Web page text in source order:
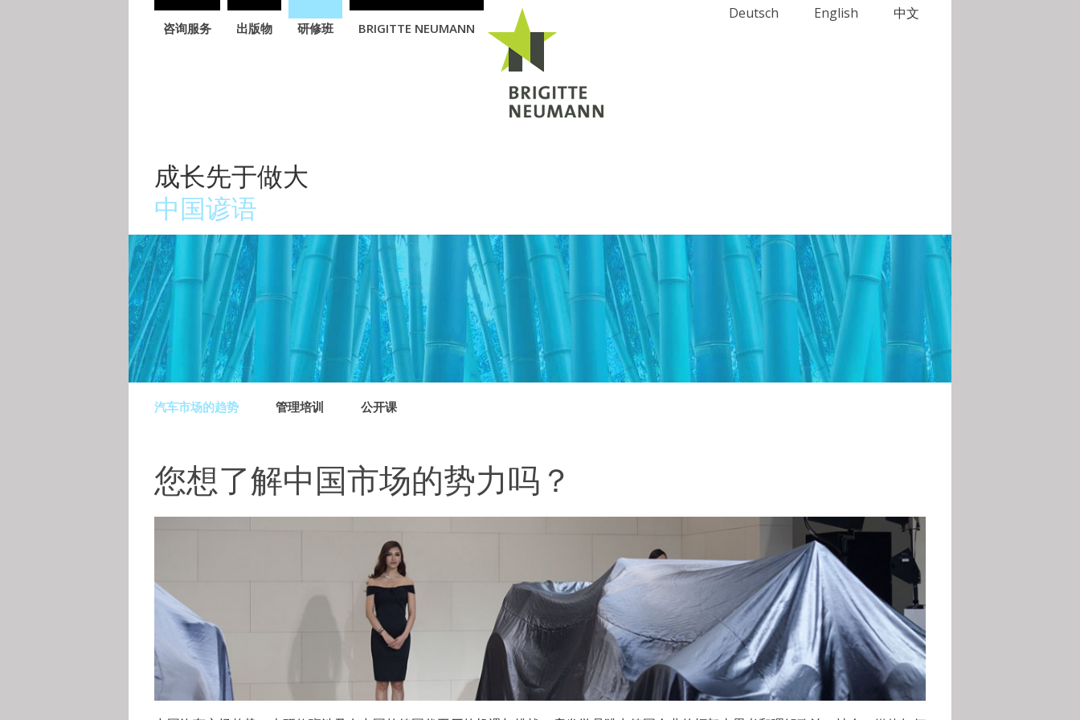
Skip
navigation
咨询服务 出版物 研修班 BRIGITTE NEUMANN
Deutsch English 中文
成长先于做大
中国谚语
navigation
汽车市场的趋势 管理培训 公开课
您想了解中国市场的势力吗？